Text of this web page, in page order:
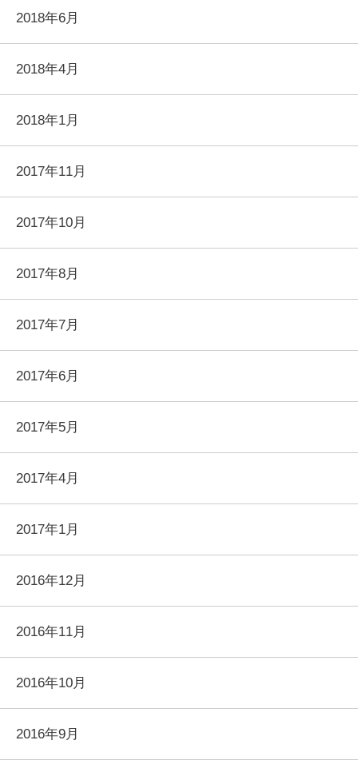
2018年6月
2018年4月
2018年1月
2017年11月
2017年10月
2017年8月
2017年7月
2017年6月
2017年5月
2017年4月
2017年1月
2016年12月
2016年11月
2016年10月
2016年9月